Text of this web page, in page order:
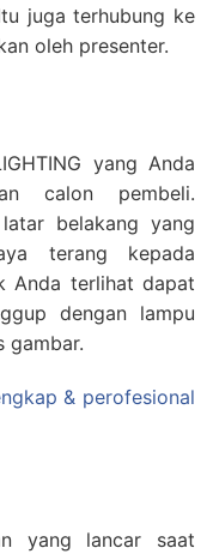
juga terhubung ke
oleh presenter.
yang Anda
calon pembeli.
belakang yang
terang kepada
Anda terlihat dapat
dengan lampu
gambar.
& perofesional
yang lancar saat